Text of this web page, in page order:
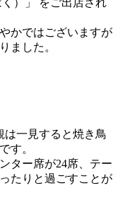
かではございますが
ました。
は一見すると焼き鳥
す。
ター席が24席、テー
たりと過ごすことが